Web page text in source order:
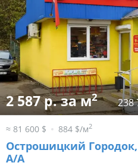
2 587 р. за м2 238
≈ 81 600 $ 884 $/м2
Острошицкий
А/А